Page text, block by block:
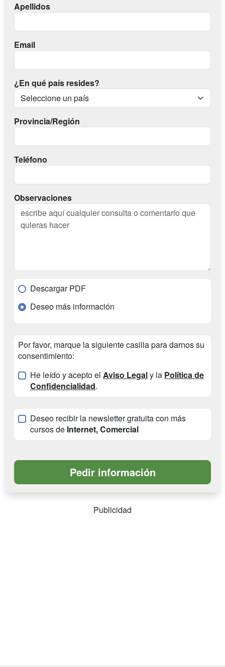
Apellidos
Email
¿En qué país resides?
Provincia/Región
Teléfono
Observaciones
Descargar PDF
Deseo más información
Por favor, marque la siguiente casilla para darnos su
consentimiento:
He leído y acepto el Aviso Legaly la Política de
Confidencialidad.
Deseo recibir la newsletter gratuita con más
cursos de Internet, Comercial
Publicidad